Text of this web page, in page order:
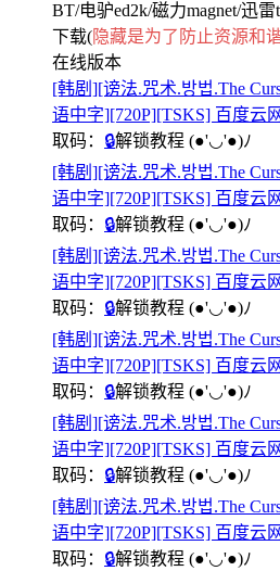
BT/电驴ed2k/磁力magnet/迅
下载(隐藏是为了防止资源和
在线版本
[韩剧][谤法.咒术.방법.The
语中字][720P][TSKS] 百度云
取码： 🔒解锁教程 (●'◡'●)ﾉ
[韩剧][谤法.咒术.방법.The
语中字][720P][TSKS] 百度云
取码： 🔒解锁教程 (●'◡'●)ﾉ
[韩剧][谤法.咒术.방법.The
语中字][720P][TSKS] 百度云
取码： 🔒解锁教程 (●'◡'●)ﾉ
[韩剧][谤法.咒术.방법.The
语中字][720P][TSKS] 百度云
取码： 🔒解锁教程 (●'◡'●)ﾉ
[韩剧][谤法.咒术.방법.The
语中字][720P][TSKS] 百度云
取码： 🔒解锁教程 (●'◡'●)ﾉ
[韩剧][谤法.咒术.방법.The
语中字][720P][TSKS] 百度云
取码： 🔒解锁教程 (●'◡'●)ﾉ